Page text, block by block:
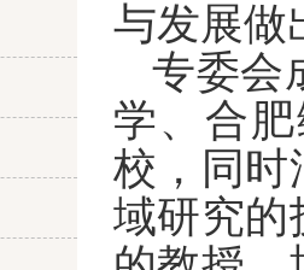
与发展做
专委会
学、合
校，同时
域研究的